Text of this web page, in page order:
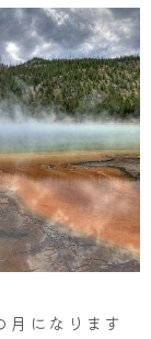
になります